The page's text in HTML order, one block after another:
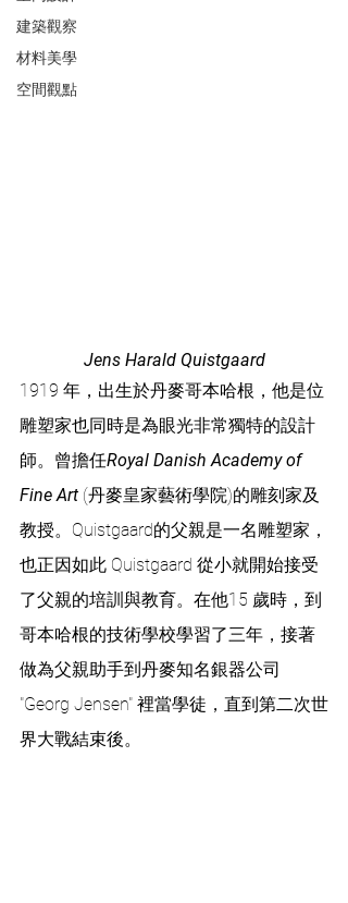
建築觀察
材料美學
空間觀點
Jens Harald Quistgaard
1919 年，出生於丹麥哥本哈根，他是位
雕塑家也同時是為眼光非常獨特的設計
師。曾擔任Royal Danish Academy of
Fine Art (丹麥皇家藝術學院)的雕刻家及
教授。Quistgaard的父親是一名雕塑家，
也正因如此 Quistgaard 從小就開始接受
了父親的培訓與教育。在他15 歲時，到
哥本哈根的技術學校學習了三年，接著
做為父親助手到丹麥知名銀器公司
"Georg Jensen" 裡當學徒，直到第二次世
界大戰結束後。